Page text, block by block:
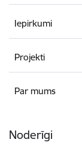
Iepirkumi
Projekti
Par mums
Noderīgi